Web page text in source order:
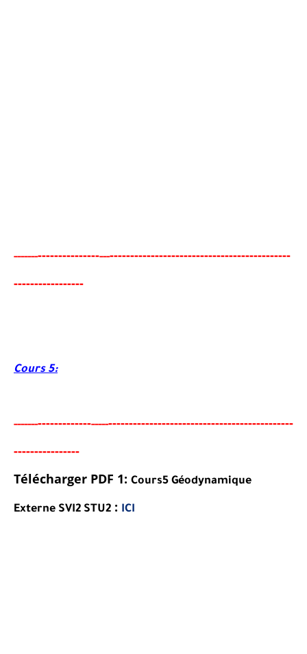
---------------------------------------------------------------------
-----------------
Cours 5:
----------------------------------------------------------------------
----------------
Télécharger PDF 1: Cours5 Géodynamique
Externe SVI2 STU2 : ICI